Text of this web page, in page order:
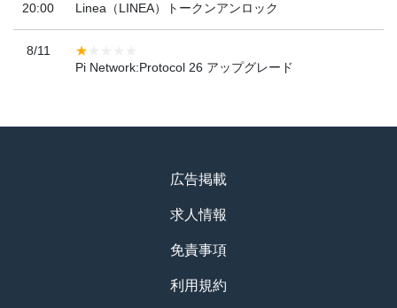
20:00
Linea（LINEA）トークンアンロック
8/11
Pi Network:Protocol 26 アップグレード
広告掲載
求人情報
免責事項
利用規約